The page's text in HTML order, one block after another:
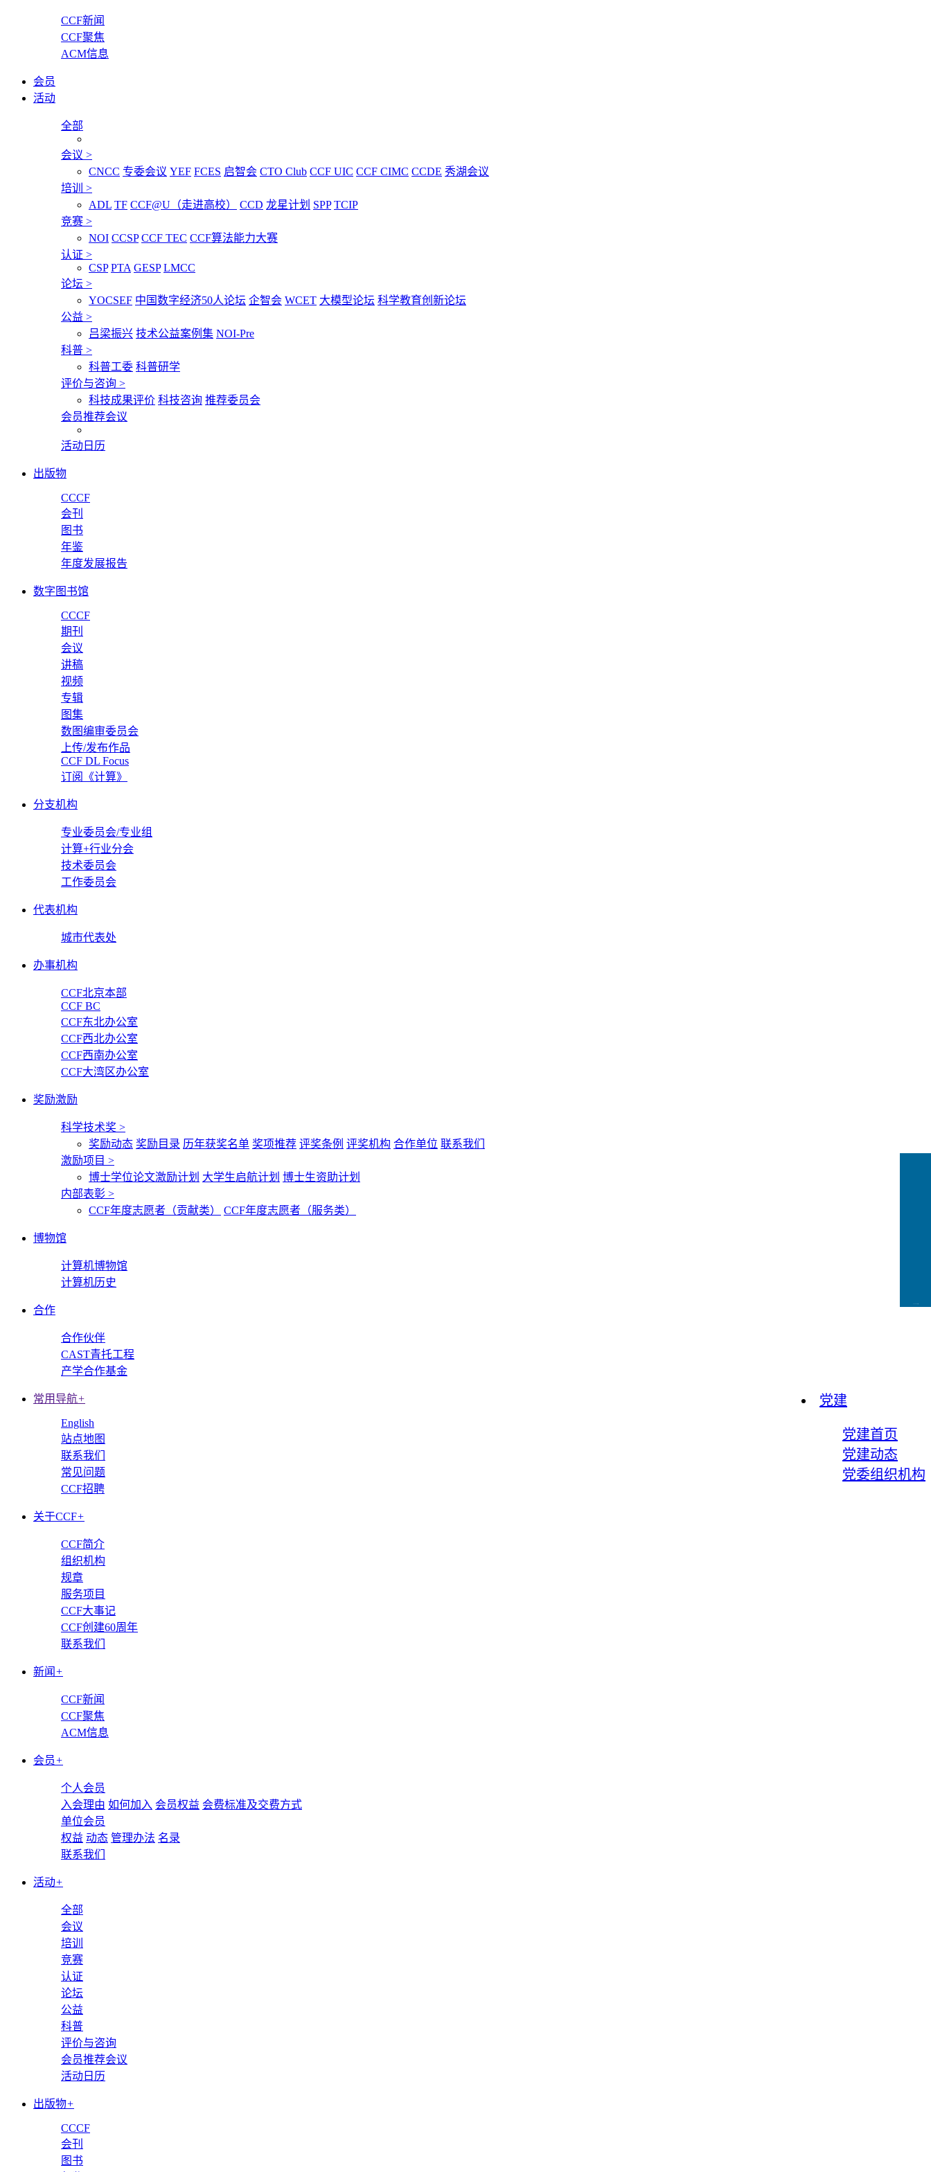
CCF新闻
CCF聚焦
ACM信息
会员
活动
全部
会议 >
CNCC 专委会议 YEF FCES 启智会 CTO Club CCF UIC CCF CIMC CCDE 秀湖会议
培训 >
ADL TF CCF@U（走进高校） CCD 龙星计划 SPP TCIP
竞赛 >
NOI CCSP CCF TEC CCF算法能力大赛
认证 >
CSP PTA GESP LMCC
论坛 >
YOCSEF 中国数字经济50人论坛 企智会 WCET 大模型论坛 科学教育创新论坛
公益 >
吕梁振兴 技术公益案例集 NOI-Pre
科普 >
科普工委 科普研学
评价与咨询 >
科技成果评价 科技咨询 推荐委员会
会员推荐会议
活动日历
出版物
CCCF
会刊
图书
年鉴
年度发展报告
数字图书馆
CCCF
期刊
会议
讲稿
视频
专辑
图集
数图编审委员会
上传/发布作品
CCF DL Focus
订阅《计算》
分支机构
专业委员会/专业组
计算+行业分会
技术委员会
工作委员会
代表机构
城市代表处
办事机构
CCF北京本部
CCF BC
CCF东北办公室
CCF西北办公室
CCF西南办公室
CCF大湾区办公室
奖励激励
科学技术奖 >
奖励动态 奖励目录 历年获奖名单 奖项推荐 评奖条例 评奖机构 合作单位 联系我们
激励项目 >
博士学位论文激励计划 大学生启航计划 博士生资助计划
内部表彰 >
CCF年度志愿者（贡献类）
CCF年度志愿者（服务类）
博物馆
计算机博物馆
计算机历史
合作
合作伙伴
CAST青托工程
产学合作基金
党建
党建首页
党建动态
党委组织机构
常用导航+
English
站点地图
联系我们
常见问题
CCF招聘
关于CCF+
CCF简介
组织机构
规章
服务项目
CCF大事记
CCF创建60周年
联系我们
新闻 +
CCF新闻
CCF聚焦
ACM信息
会员+
个人会员
入会理由 如何加入 会员权益 会费标准及交费方式
单位会员
权益 动态 管理办法 名录
联系我们
活动+
全部
会议
培训
竞赛
认证
论坛
公益
科普
评价与咨询
会员推荐会议
活动日历
出版物+
CCCF
会刊
图书